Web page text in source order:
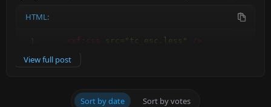
HTML:
<xf: css src = " tc_esc.less "
/>
View full post
Sort by date Sort by votes